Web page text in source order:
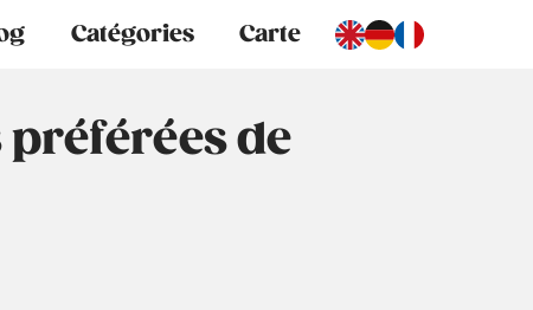
Catégories Carte
de